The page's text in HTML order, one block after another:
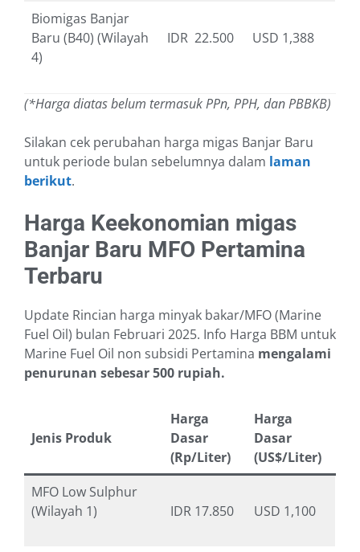
Biomigas Banjar
Baru (B40) (Wilayah
4)
IDR 22.500 USD 1,388
(*Harga diatas belum termasuk PPn, PPH, dan PBBKB)
Silakan cek perubahan harga migas Banjar Baru
untuk periode bulan sebelumnya dalam laman
berikut.
Harga Keekonomian migas
Banjar Baru MFO Pertamina
Terbaru
Update Rincian harga minyak bakar/MFO (Marine
Fuel Oil) bulan Februari 2025. Info Harga BBM untuk
Marine Fuel Oil non subsidi Pertamina mengalami
penurunan sebesar 500 rupiah.
Jenis Produk
Harga
Dasar
(Rp/Liter)
Harga
Dasar
(US$/Liter)
MFO Low Sulphur
(Wilayah 1)
IDR 17.850 USD 1,100